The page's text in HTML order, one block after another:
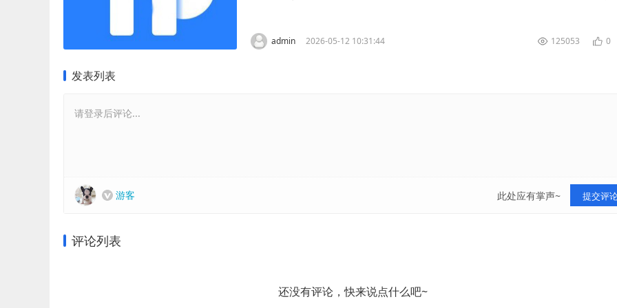
admin 2026-05-12 10:31:44 125053 0
发表列表
请登录后评论...
游客 此处应有掌声~ 提交评
评论列表
还没有评论，快来说点什么吧~